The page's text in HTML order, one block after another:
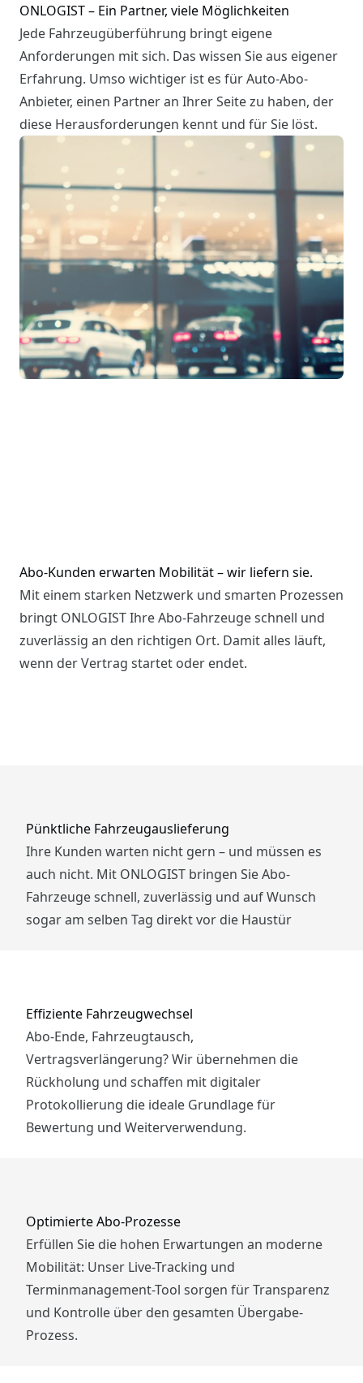
ONLOGIST – Ein Partner, viele Möglichkeiten
Jede Fahrzeugüberführung bringt eigene
Anforderungen mit sich. Das wissen Sie aus eigener
Erfahrung. Umso wichtiger ist es für Auto-Abo-
Anbieter, einen Partner an Ihrer Seite zu haben, der
diese Herausforderungen kennt und für Sie löst.
Abo-Kunden erwarten Mobilität – wir liefern sie.
Mit einem starken Netzwerk und smarten Prozessen
bringt ONLOGIST Ihre Abo-Fahrzeuge schnell und
zuverlässig an den richtigen Ort. Damit alles läuft,
wenn der Vertrag startet oder endet.
Pünktliche Fahrzeugauslieferung
Ihre Kunden warten nicht gern – und müssen es
auch nicht. Mit ONLOGIST bringen Sie Abo-
Fahrzeuge schnell, zuverlässig und auf Wunsch
sogar am selben Tag direkt vor die Haustür
Effiziente Fahrzeugwechsel
Abo-Ende, Fahrzeugtausch,
Vertragsverlängerung? Wir übernehmen die
Rückholung und schaffen mit digitaler
Protokollierung die ideale Grundlage für
Bewertung und Weiterverwendung.
Optimierte Abo-Prozesse
Erfüllen Sie die hohen Erwartungen an moderne
Mobilität: Unser Live-Tracking und
Terminmanagement-Tool sorgen für Transparenz
und Kontrolle über den gesamten Übergabe-
Prozess.